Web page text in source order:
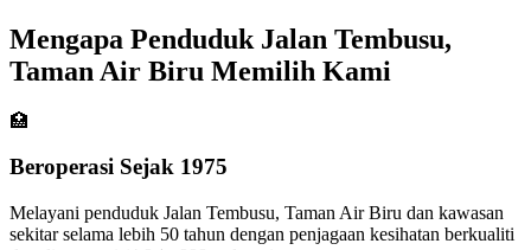
Mengapa Penduduk Jalan Tembusu,
Taman Air Biru Memilih Kami
🏥
Beroperasi Sejak 1975
Melayani penduduk Jalan Tembusu, Taman Air Biru dan kawasan
sekitar selama lebih 50 tahun dengan penjagaan kesihatan berkualiti